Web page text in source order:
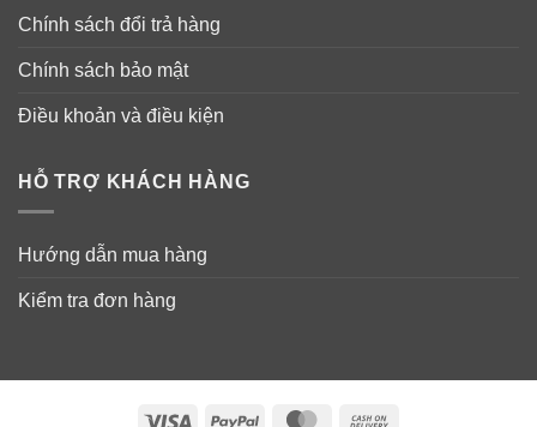
Chính sách đổi trả hàng
Chính sách bảo mật
Điều khoản và điều kiện
HỖ TRỢ KHÁCH HÀNG
Hướng dẫn mua hàng
Kiểm tra đơn hàng
Visa PayPal MasterCard